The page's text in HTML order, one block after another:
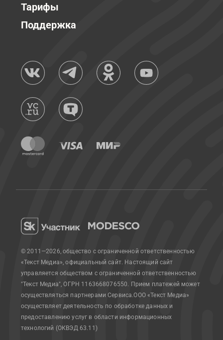
Тарифы
Поддержка
© 2011—2026, общество с ограниченной ответственностью
«Текст Медиа», официальный сайт. Настоящий сайт
управляется обществом с ограниченной ответственностью
"Текст Медиа", ОГРН 1163668076550. Прием платежей может
осуществляться партнерами Сервиса.ООО «Текст Медиа»
осуществляет деятельность по обработке данных и
предоставлению услуг в области информационных
технологий (ОКВЭД 63.11)